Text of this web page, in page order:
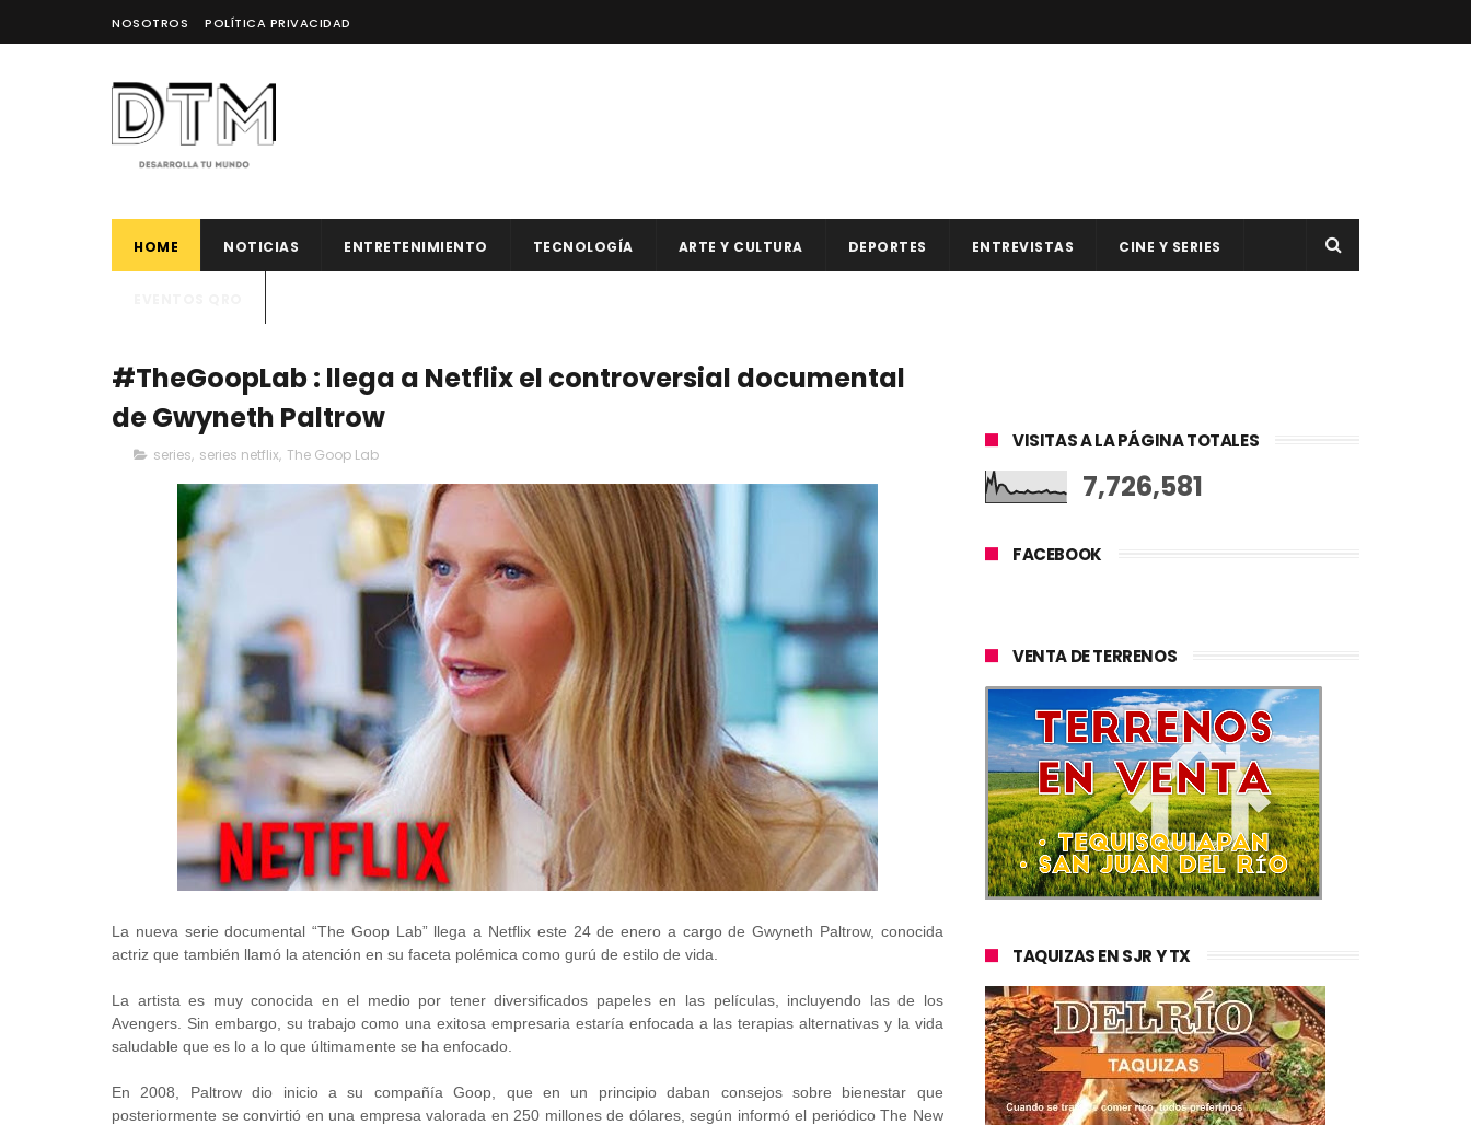
NOSOTROS POLÍTICA PRIVACIDAD
HOME NOTICIAS ENTRETENIMIENTO TECNOLOGÍA ARTE Y CULTURA DEPORTES ENTREVISTAS CINE Y SERIES
#TheGoopLab : llega a Netflix el controversial documental
de Gwyneth Paltrow
series, series netflix, The Goop Lab
La nueva serie documental “The Goop Lab” llega a Netflix este 24 de enero a cargo de Gwyneth Paltrow, conocida
actriz que también llamó la atención en su faceta polémica como gurú de estilo de vida.
La artista es muy conocida en el medio por tener diversificados papeles en las películas, incluyendo las de los
Avengers. Sin embargo, su trabajo como una exitosa empresaria estaría enfocada a las terapias alternativas y la vida
saludable que es lo a lo que últimamente se ha enfocado.
En 2008, Paltrow dio inicio a su compañía Goop, que en un principio daban consejos sobre bienestar que
posteriormente se convirtió en una empresa valorada en 250 millones de dólares, según informó el periódico The New
VISITAS A LA PÁGINA TOTALES
7,726,581
FACEBOOK
VENTA DE TERRENOS
TAQUIZAS EN SJR Y TX